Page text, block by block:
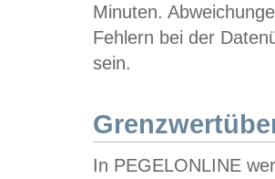
Minuten.
Fehlern bei der
sein.
In PEGELONLINE